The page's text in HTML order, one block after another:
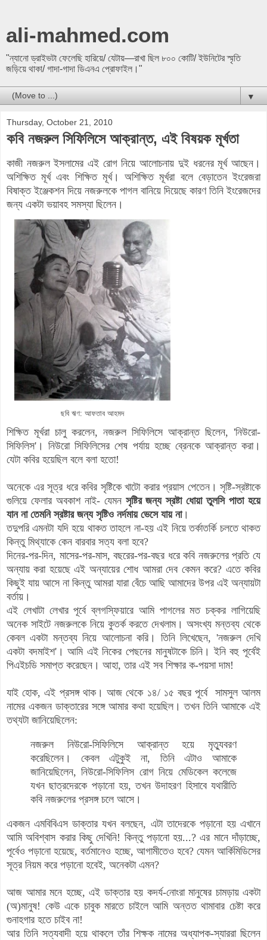
ali-mahmed.com
"ন্যানো ড্রাইভটা ফেলেছি হারিয়ে/ যেটায়—রাখা ছিল ৮০০ কোটি/ ইউনিটের স্মৃতি
জড়িয়ে থাকা/ গাদা-গাদা ডিএনএ প্রোফাইল।"
▼
Thursday, October 21, 2010
কবি নজরুল সিফিলিসে আক্রান্ত, এই বিষয়ক মূর্খতা
কাজী নজরুল ইসলামের এই রোগ নিয়ে আলোচনায় দুই ধরনের মূর্খ আছেন।
অশিক্ষিত মূর্খ এবং শিক্ষিত মূর্খ। অশিক্ষিত মূর্খরা বলে বেড়াতেন ইংরেজরা
বিষাক্ত ইঞ্জেকশন দিয়ে নজরুলকে পাগল বানিয়ে দিয়েছে কারণ তিনি ইংরেজদের
জন্য একটা ভয়াবহ সমস্যা ছিলেন।
ছবি ঋণ: আফতাব আহমদ
শিক্ষিত মূর্খরা চালু করলেন, নজরুল সিফিলিসে আক্রান্ত ছিলেন, 'নিউরো-
সিফিলিস'। নিউরো সিফিলিসের শেষ পর্যায় হচ্ছে ব্রেনকে আক্রান্ত করা।
যেটা কবির হয়েছিল বলে বলা হতো!
অনেকে এর সূত্র ধরে কবির সৃষ্টিকে খাটো করার প্রয়াস পেতেন। সৃষ্টি-স্রষ্টাকে
গুলিয়ে ফেলার অবকাশ নাই- যেমন সৃষ্টির জন্য স্রষ্টা ধোয়া তুলসি পাতা হয়ে
যান না তেমনি স্রষ্টার জন্য সৃষ্টিও নর্দমায় ভেসে যায় না।
তদুপরি এমনটা যদি হয়ে থাকত তাহলে না-হয় এই নিয়ে তর্কাতর্কি চলতে থাকত
কিন্তু মিথ্যাকে কেন বারবার সত্য বলা হবে?
দিনের-পর-দিন, মাসের-পর-মাস, বছরের-পর-বছর ধরে কবি নজরুলের প্রতি যে
অন্যায় করা হয়েছে এই অন্যায়ের শোধ আমরা দেব কেমন করে? এতে কবির
কিছুই যায় আসে না কিন্তু আমরা যারা বেঁচে আছি আমাদের উপর এই অন্যায়টা
বর্তায়।
এই লেখাটা লেখার পূর্বে ব্লগস্ফিয়ারে আমি পাগলের মত চক্কর লাগিয়েছি
অনেক সাইটে নজরুলকে নিয়ে কুতর্ক করতে দেখলাম। অসংখ্য মন্তব্য থেকে
কেবল একটা মন্তব্য নিয়ে আলোচনা করি। তিনি লিখেছেন, 'নজরুল দেখি
একটা বদমাইশ'। আমি এই নিকের পেছনের মানুষটাকে চিনি। ইনি বহু পূর্বেই
পিএইচডি সমাপ্ত করেছেন। আহা, তার এই সব শিক্ষার ক-পয়সা দাম!
যাই হোক, এই প্রসঙ্গ থাক। আজ থেকে ১৪/ ১৫ বছর পূর্বে সামসুল আলম
নামের একজন ডাক্তারের সঙ্গে আমার কথা হয়েছিল। তখন তিনি আমাকে এই
তথ্যটা জানিয়েছিলেন:
নজরুল নিউরো-সিফিলিসে আক্রান্ত হয়ে মৃত্যুবরণ
করেছিলেন। কেবল এটুকুই না, তিনি এটাও আমাকে
জানিয়েছিলেন, নিউরো-সিফিলিস রোগ নিয়ে মেডিকেল কলেজে
যখন ছাত্রদেরকে পড়ানো হয়, তখন উদাহরণ হিসাবে যথারীতি
কবি নজরুলের প্রসঙ্গ চলে আসে।
একজন এমবিবিএস ডাক্তার যখন বলছেন, এটা তাদেরকে পড়ানো হয় এখানে
আমি অবিশ্বাস করার কিছু দেখিনি! কিন্তু পড়ানো হয়...? এর মানে দাঁড়াচ্ছে,
পূর্বেও পড়ানো হয়েছে, বর্তমানেও হচ্ছে, আগামীতেও হবে? যেমন আর্কিমিডিসের
সূত্র নিয়ম করে পড়ানো হবেই, অনেকটা এমন?
আজ আমার মনে হচ্ছে, এই ডাক্তার হয় কদর্য-নোংরা মানুষের চামড়ায় একটা
(অ)মানুষ! কেউ একে চাবুক মারতে চাইলে আমি অন্তত থামাবার চেষ্টা করে
গুনাহগার হতে চাইব না!
আর তিনি সত্যবাদী হয়ে থাকলে তাঁর শিক্ষক নামের অধ্যাপক-স্যাররা ছিলেন